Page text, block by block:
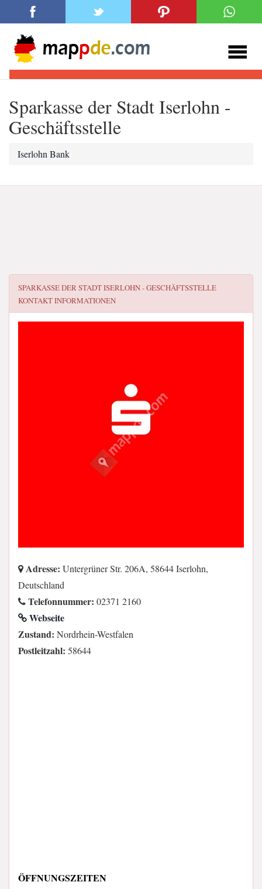
Sparkasse der Stadt Iserlohn -
Geschäftsstelle
Iserlohn Bank
SPARKASSE DER STADT ISERLOHN - GESCHÄFTSSTELLE
KONTAKT INFORMATIONEN
Adresse: Untergrüner Str. 206A, 58644 Iserlohn,
Deutschland
Telefonnummer: 02371 2160
Webseite
Zustand: Nordrhein-Westfalen
Postleitzahl: 58644
ÖFFNUNGSZEITEN